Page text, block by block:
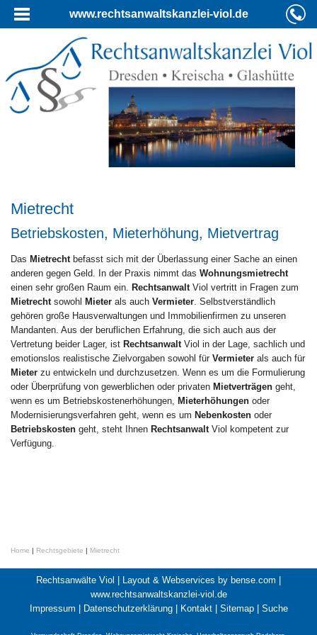
www.rechtsanwaltskanzlei-viol.de
Mietrecht
Betriebskosten, Mieterhöhung, Mietvertrag
Das Mietrecht befasst sich mit der Überlassung einer Sache an einen
anderen gegen Geld. In der Praxis nimmt das Wohnungsmietrecht
einen sehr großen Raum ein. Rechtsanwalt Viol vertritt in Fragen zum
Mietrecht sowohl Mieter als auch Vermieter . Selbstverständlich
gehören große Hausverwaltungen und Immobilienfirmen zu unseren
Mandanten. Aus der beruflichen Erfahrung, die sich auch aus der
Vertretung beider Lager, ist Rechtsanwalt Viol in der Lage, sachlich und
emotionslos realistische Zielvorgaben sowohl für Vermieter als auch für
Mieter zu entwickeln und durchzusetzen. Wenn es um die Formulierung
oder Überprüfung von gewerblichen oder privaten Mietverträgen geht,
wenn es um Betriebskostenerhöhungen, Mieterhöhungen oder
Modernisierungsverfahren geht, wenn es um Nebenkosten oder
Betriebskosten geht, steht Ihnen Rechtsanwalt Viol kompetent zur
Verfügung.
Home | Rechtsgebiete | Mietrecht
Rechtsanwälte Viol | Layout & Webservices by bense.com |
www.rechtsanwaltskanzlei-viol.de
Impressum | Datenschutzerklärung| Kontakt| Sitemap| Suche